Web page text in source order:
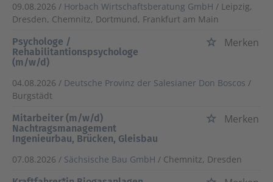
09.08.2026 / Horbach Wirtschaftsberatung GmbH / Leipzig,
Dresden, Chemnitz, Dortmund, Frankfurt am Main
Psychologe /
Rehabilitantionspsychologe
(m/w/d)
Merken
04.08.2026 / Deutsche Provinz der Salesianer Don Boscos /
Burgstädt
Mitarbeiter (m/w/d)
Nachtragsmanagement
Ingenieurbau, Brücken, Gleisbau
Merken
07.08.2026 / Sächsische Bau GmbH / Chemnitz, Dresden